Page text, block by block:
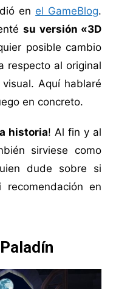
en el GameBlog.
su versión «3D
posible cambio
respecto al original
Aquí hablaré
en concreto.
historia! Al fin y al
sirviese como
dude sobre si
en